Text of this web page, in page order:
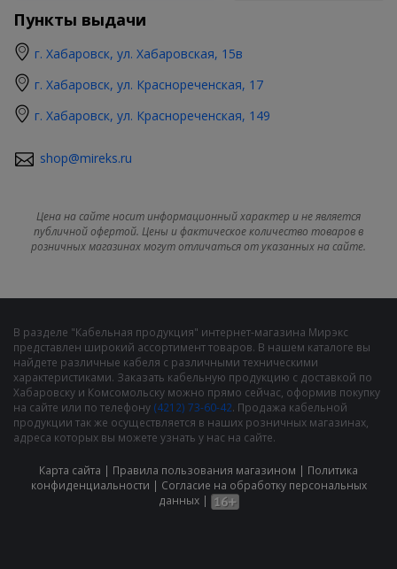
Пункты выдачи
г. Хабаровск, ул. Хабаровская, 15в
г. Хабаровск, ул. Краснореченская, 17
г. Хабаровск, ул. Краснореченская, 149
shop@mireks.ru
Цена на сайте носит информационный характер и не является
публичной офертой. Цены и фактическое количество товаров в
розничных магазинах могут отличаться от указанных на сайте.
В разделе "Кабельная продукция" интернет-магазина Мирэкс
представлен широкий ассортимент товаров. В нашем каталоге вы
найдете различные кабеля с различными техническими
характеристиками. Заказать кабельную продукцию с доставкой по
Хабаровску и Комсомольску можно прямо сейчас, оформив покупку
на сайте или по телефону (4212) 73-60-42. Продажа кабельной
продукции так же осуществляется в наших розничных магазинах,
адреса которых вы можете узнать у нас на сайте.
Карта сайта | Правила пользования магазином | Политика
конфиденциальности | Cогласие на обработку персональных
данных|